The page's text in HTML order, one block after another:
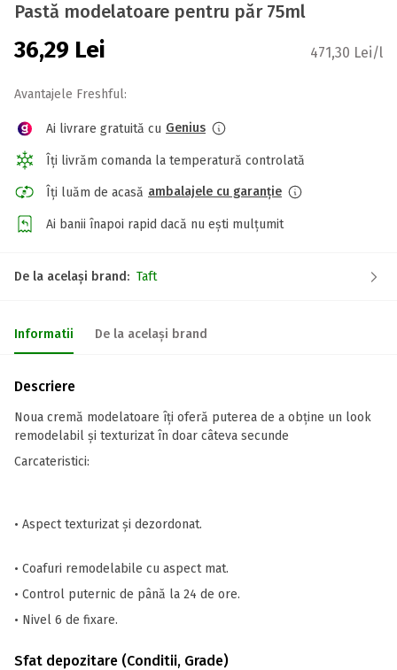
Pastă modelatoare pentru păr 75ml
36,29 Lei 471,30 Lei/l
Avantajele Freshful:
Ai livrare gratuită cu Genius
Îți livrăm comanda la temperatură controlată
Îți luăm de acasă ambalajele cu garanție
Ai banii înapoi rapid dacă nu ești mulțumit
De la același brand: Taft
Informatii De la același brand
Descriere
Noua cremă modelatoare îți oferă puterea de a obține un look
remodelabil și texturizat în doar câteva secunde
Carcateristici:
• Aspect texturizat și dezordonat.
• Coafuri remodelabile cu aspect mat.
• Control puternic de până la 24 de ore.
• Nivel 6 de fixare.
Sfat depozitare (Conditii, Grade)